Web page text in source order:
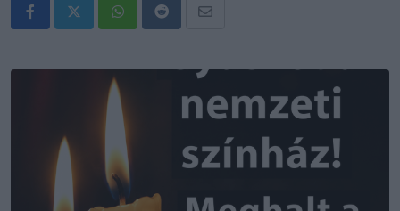
WhatsappRedditShare
Email